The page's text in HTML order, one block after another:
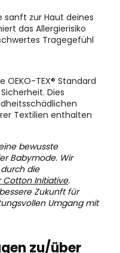
sanft zur Haut deines
das Allergierisiko
Tragegefühl
OEKO-TEX® Standard
Dies
Textilien enthalten
bewusste
Babymode. Wir
die
Cotton Initiative.
Zukunft für
Umgang mit
zu/über